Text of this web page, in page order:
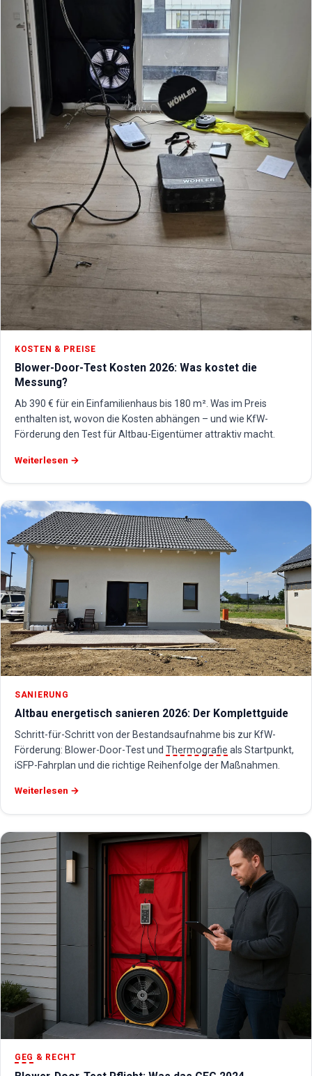
KOSTEN & PREISE
Blower-Door-Test Kosten 2026: Was kostet die
Messung?
Ab 390 € für ein Einfamilienhaus bis 180 m². Was im Preis
enthalten ist, wovon die Kosten abhängen – und wie KfW-
Förderung den Test für Altbau-Eigentümer attraktiv macht.
Weiterlesen →
SANIERUNG
Altbau energetisch sanieren 2026: Der Komplettguide
Schritt-für-Schritt von der Bestandsaufnahme bis zur KfW-
Förderung: Blower-Door-Test und Thermografie als Startpunkt,
iSFP-Fahrplan und die richtige Reihenfolge der Maßnahmen.
Weiterlesen →
GEG & RECHT